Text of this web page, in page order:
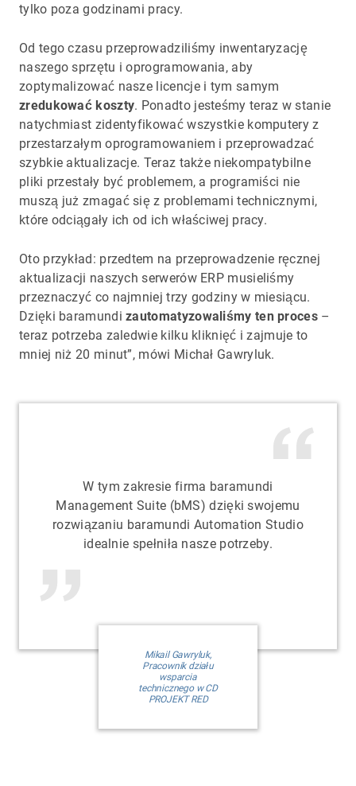
tylko poza godzinami pracy.
Od tego czasu przeprowadziliśmy inwentaryzację
naszego sprzętu i oprogramowania, aby
zoptymalizować nasze licencje i tym samym
zredukować koszty. Ponadto jesteśmy teraz w stanie
natychmiast zidentyfikować wszystkie komputery z
przestarzałym oprogramowaniem i przeprowadzać
szybkie aktualizacje. Teraz także niekompatybilne
pliki przestały być problemem, a programiści nie
muszą już zmagać się z problemami technicznymi,
które odciągały ich od ich właściwej pracy.
Oto przykład: przedtem na przeprowadzenie ręcznej
aktualizacji naszych serwerów ERP musieliśmy
przeznaczyć co najmniej trzy godziny w miesiącu.
Dzięki baramundizautomatyzowaliśmy ten proces –
teraz potrzeba zaledwie kilku kliknięć i zajmuje to
mniej niż 20 minut”, mówi Michał Gawryluk.
W tym zakresie firma baramundi
Management Suite (bMS) dzięki swojemu
rozwiązaniu baramundi Automation Studio
idealnie spełniła nasze potrzeby.
Mikail Gawryluk,
Pracownik działu
wsparcia
technicznego w CD
PROJEKT RED